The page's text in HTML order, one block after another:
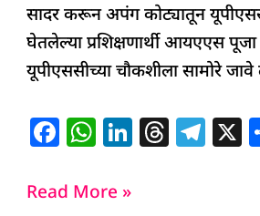
सादर करून अपंग कोट्यातून
घेतलेल्या प्रशिक्षणार्थी आयएएस
यूपीएससीच्या चौकशीला सामोरे
F
c
W
at
Li T T X
Read More »